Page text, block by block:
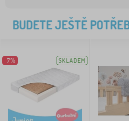
BUDETE JEŠTĚ
-7% SKLADEM